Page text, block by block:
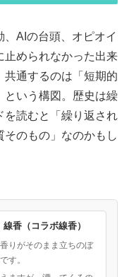
AIの台頭、オピオイ
められなかった出来
通するのは「短期的
という構図。歴史は繰
を読むと「繰り返され
そのもの」なのかもし
香（コラボ線香）
りがそのまま立ちのぼ
す。